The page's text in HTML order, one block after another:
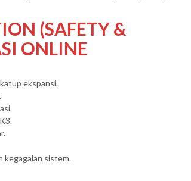
(SAFETY &
ONLINE
ekspansi.
kegagalan sistem.